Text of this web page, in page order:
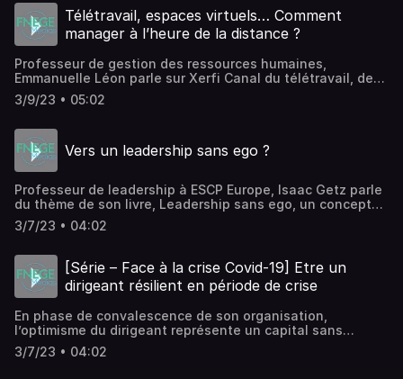
confiance dans les organisations, et comment créer un tel
climat en entreprise.
Télétravail, espaces virtuels… Comment
manager à l’heure de la distance ?
Professeur de gestion des ressources humaines,
Emmanuelle Léon parle sur Xerfi Canal du télétravail, des
espaces de travail virtuels et du management à l’heure de
la distance.
3/9/23 • 05:02
Vers un leadership sans ego ?
Professeur de leadership à ESCP Europe, Isaac Getz parle
du thème de son livre, Leadership sans ego, un concept
qui demande de créer un environnement dans lequel les
autres peuvent agir, ce qui implique de se mettre à leur
bas salaires dans l’entreprise.
3/7/23 • 04:02
[Série – Face à la crise Covid-19] Etre un
dirigeant résilient en période de crise
En phase de convalescence de son organisation,
l’optimisme du dirigeant représente un capital sans
équivalent, qu’il s’agisse d’enthousiasme, de motivation
ou d’énergie ; un capital de résilience à protéger certes,
3/7/23 • 04:02